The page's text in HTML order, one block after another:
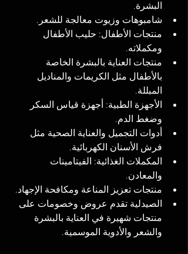
البشرة.
شامبوهات وزيوت معالجة للشعر.
منتجات الأطفال: حليب الأطفال
ومكملاته.
منتجات العناية بالبشرة الخاصة
بالأطفال مثل الكريمات والمناديل
المبللة.
الأجهزة الطبية: أجهزة قياس السكر
وضغط الدم.
أدوات التجميل والعناية الصحية مثل
فرش الأسنان الكهربائية.
المكملات الغذائية: الفيتامينات
والمعادن.
منتجات تعزيز المناعة ومكافحة الإجهاد.
الصيدلية تقدم عروض وخصومات على
منتجات شهيرة في العناية بالبشرة
والشعر والأدوية الموسمية.